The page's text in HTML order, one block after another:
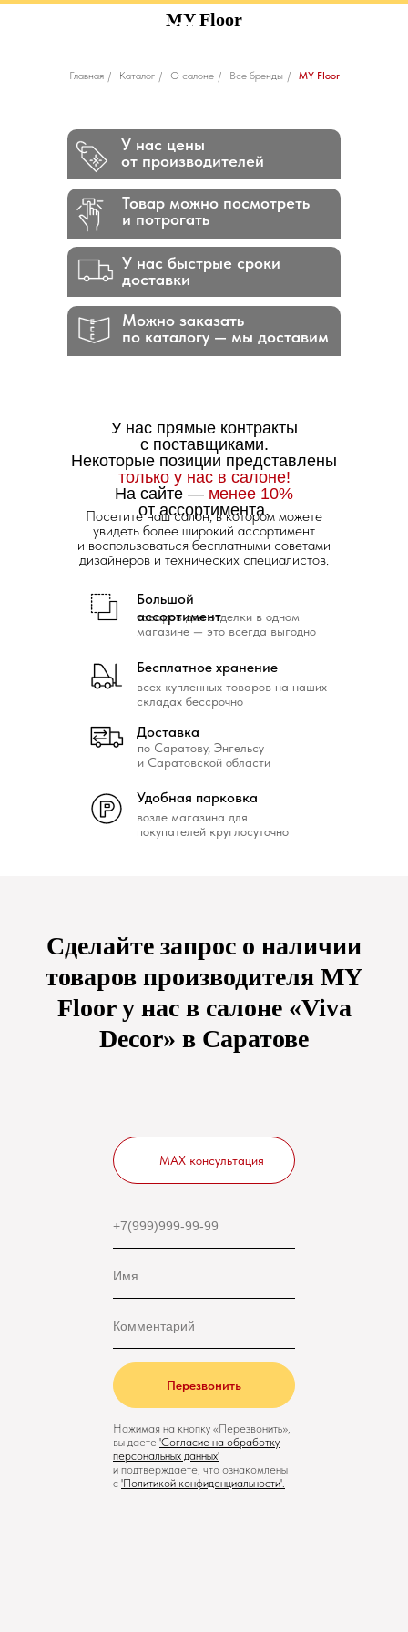
MY Floor
Главная / Каталог / О салоне / Все бренды / MY Floor
Можно заказать
по каталогу — мы доставим
У нас быстрые сроки
доставки
Товар можно посмотреть
и потрогать
У нас цены
от производителей
возле магазина для
покупателей круглосуточно
Удобная парковка
всех купленных товаров на наших
складах бессрочно
Бесплатное хранение
товаров для отделки в одном
магазине — это всегда выгодно
Большой
ассортимент
по Саратову, Энгельсу
и Саратовской области
Доставка
У нас прямые контракты
с поставщиками.
Некоторые позиции представлены
только у нас в салоне!
На сайте — менее 10%
от ассортимента.
Посетите наш салон, в котором можете
увидеть более широкий ассортимент
и воспользоваться бесплатными советами
дизайнеров и технических специалистов.
Сделайте запрос о наличии
товаров производителя MY
Floor у нас в салоне «Viva
Decor» в Саратове
Перезвонить
Нажимая на кнопку «Перезвонить»,
вы даете 'Cогласие на обработку
персональных данных'
и подтверждаете, что ознакомлены
с 'Политикой конфиденциальности'.
MAX консультация